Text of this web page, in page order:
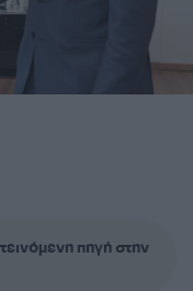
πηγή στην